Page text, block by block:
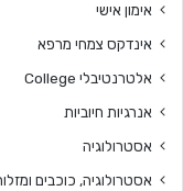
אימון אישי
אינדקס צמחי מרפא
אלטרנטיבלי College
אנרגיות חיוביות
אסטרולוגיה
אסטרולוגיה, כוכבים